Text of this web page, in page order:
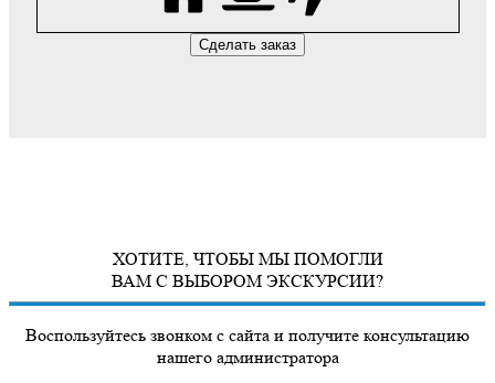
ХОТИТЕ, ЧТОБЫ МЫ ПОМОГЛИ
ВАМ С ВЫБОРОМ ЭКСКУРСИИ?
Воспользуйтесь звонком с сайта и получите консультацию
нашего администратора